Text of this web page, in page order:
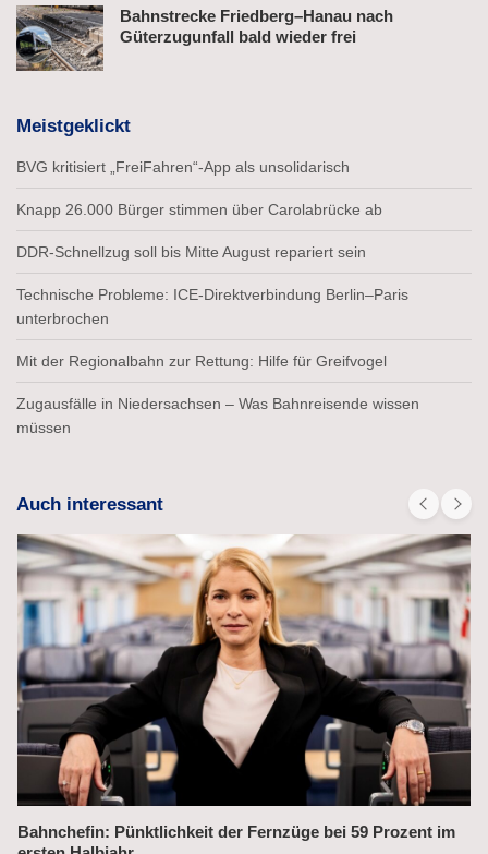
Bahnstrecke Friedberg–Hanau nach
Güterzugunfall bald wieder frei
Meistgeklickt
BVG kritisiert „FreiFahren“-App als unsolidarisch
Knapp 26.000 Bürger stimmen über Carolabrücke ab
DDR-Schnellzug soll bis Mitte August repariert sein
Technische Probleme: ICE-Direktverbindung Berlin–Paris
unterbrochen
Mit der Regionalbahn zur Rettung: Hilfe für Greifvogel
Zugausfälle in Niedersachsen – Was Bahnreisende wissen
müssen
Auch interessant
Alex fährt bis 2031 weiter auf der Strecke München–Prag